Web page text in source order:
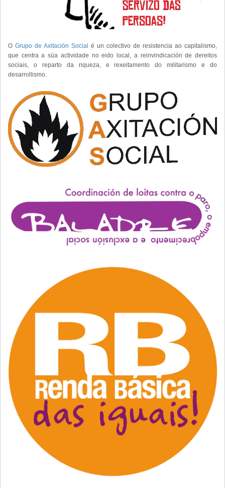
O Grupo de Axitación Social é un colectivo de resistencia ao capitalismo,
que centra a súa actividade no eido local, a reinvindicación de dereitos
sociais, o reparto da riqueza, e rexeitamento do militarismo e do
desarrollismo.